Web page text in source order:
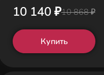
10 140 ₽10 868 ₽
Купить